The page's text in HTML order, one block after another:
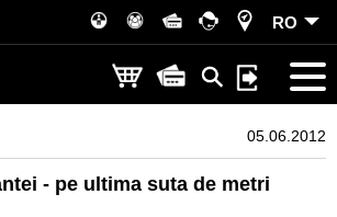
RO
05.06.2012
- pe ultima suta de metri